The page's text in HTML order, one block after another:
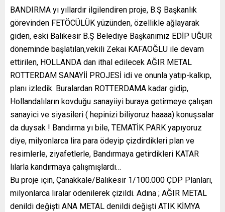
BANDIRMA yı yıllardır ilgilendiren proje, B.Ş Başkanlık
görevinden FETÖCÜLÜK yüzünden, özellikle ağlayarak
giden, eski Balıkesir B.Ş Belediye Başkanımız EDİP UĞUR
döneminde başlatılan,vekili Zekai KAFAOĞLU ile devam
ettirilen, HOLLANDA dan ithal edilecek AĞIR METAL
ROTTERDAM SANAYİİ PROJESİ idi ve onunla yatıp-kalkıp,
planı izledik. Buralardan ROTTERDAMA kadar gidip,
Hollandalıların kovduğu sanayiiyi buraya getirmeye çalışan
sanayici ve siyasileri ( hepinizi biliyoruz haaaa) konuşsalar
da duysak ! Bandırma yı bile, TEMATİK PARK yapıyoruz
diye, milyonlarca lira para ödeyip çizdirdikleri plan ve
resimlerle, ziyafetlerle, Bandırmaya getirdikleri KATAR
lılarla kandırmaya çalışmışlardı…
Bu proje için, Çanakkale/Balıkesir 1/100.000 ÇDP Planları,
milyonlarca liralar ödenilerek çizildi. Adına ; AĞIR METAL
denildi değişti ANA METAL denildi değişti ATIK KİMYA